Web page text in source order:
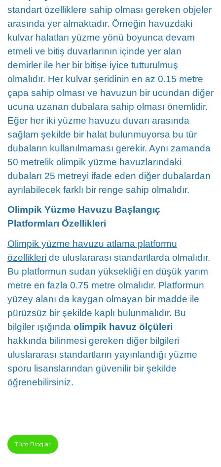
standart özelliklere sahip olması gereken objeler
arasında yer almaktadır. Örneğin havuzdaki
kulvar halatları yüzme yönü boyunca devam
etmeli ve bitiş duvarlarının içinde yer alan
demirler ile her bir bitişe iyice tutturulmuş
olmalıdır. Her kulvar şeridinin en az 0.15 metre
çapa sahip olması ve havuzun bir ucundan diğer
ucuna uzanan dubalara sahip olması önemlidir.
Eğer her iki yüzme havuzu duvarı arasında
sağlam şekilde bir halat bulunmuyorsa bu tür
dubaların kullanılmaması gerekir. Aynı zamanda
50 metrelik olimpik yüzme havuzlarındaki
dubaları 25 metreyi ifade eden diğer dubalardan
ayrılabilecek farklı bir renge sahip olmalıdır.
Olimpik Yüzme Havuzu Başlangıç
Platformları Özellikleri
Olimpik yüzme havuzu atlama platformu
özellikleri de uluslararası standartlarda olmalıdır.
Bu platformun sudan yüksekliği en düşük yarım
metre en fazla 0.75 metre olmalıdır. Platformun
yüzey alanı da kaygan olmayan bir madde ile
pürüzsüz bir şekilde kaplı bulunmalıdır. Bu
bilgiler ışığında olimpik havuz ölçüleri
hakkında bilinmesi gereken diğer bilgileri
uluslararası standartların yayınlandığı yüzme
sporu lisanslarından güvenilir bir şekilde
öğrenebilirsiniz.
Tüm Bloglar